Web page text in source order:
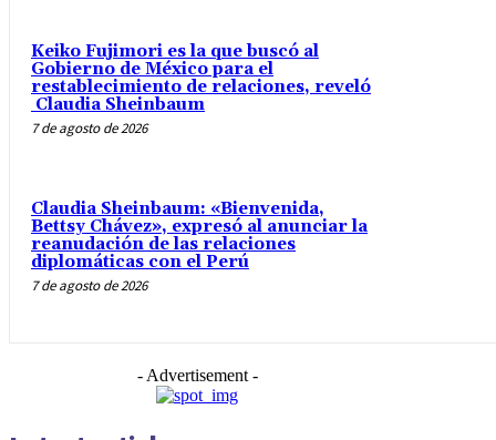
Keiko Fujimori es la que buscó al
Gobierno de México para el
restablecimiento de relaciones, reveló
Claudia Sheinbaum
7 de agosto de 2026
Claudia Sheinbaum: «Bienvenida,
Bettsy Chávez», expresó al anunciar la
reanudación de las relaciones
diplomáticas con el Perú
7 de agosto de 2026
- Advertisement -